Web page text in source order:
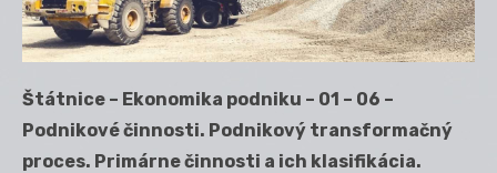
Štátnice – Ekonomika podniku – 01 – 06 –
Podnikové činnosti. Podnikový transformačný
proces. Primárne činnosti a ich klasifikácia.